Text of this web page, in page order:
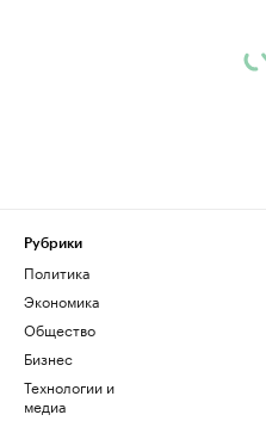
Рубрики
Политика
Экономика
Общество
Бизнес
Технологии и
медиа